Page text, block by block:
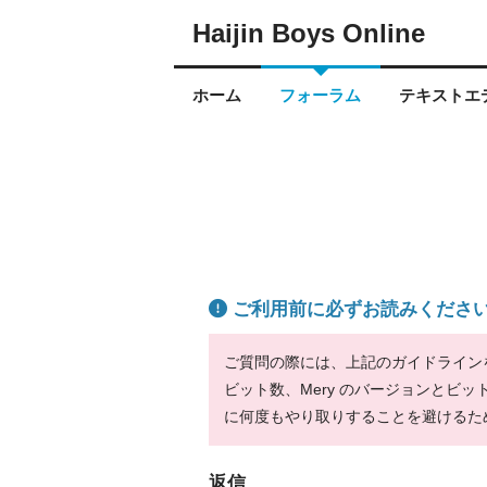
Haijin Boys Online
ホーム フォーラム テキストエ
ご利用前に必ずお読みくださ
ご質問の際には、上記のガイドライ
ビット数、Mery のバージョンとビッ
に何度もやり取りすることを避ける